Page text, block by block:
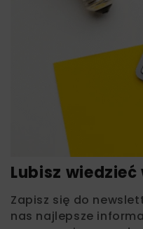
Lubisz wiedzieć
Zapisz się do
nas najlepsze